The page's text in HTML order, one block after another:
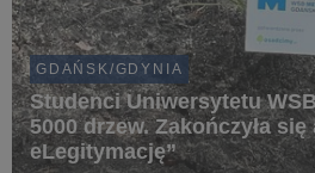
GDAŃSK/GDYNIA
Studenci Uniwersytetu
5000 drzew. Zakończyła
eLegitymację”